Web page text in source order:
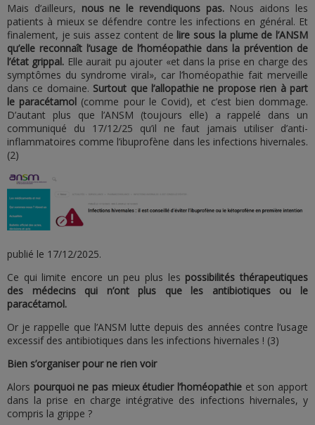
Mais d’ailleurs, nous ne le revendiquons pas.Nous aidons les
patients à mieux se défendre contre les infections en général. Et
finalement, je suis assez content de lire sous la plume de l’ANSM
qu’elle reconnaît l’usage de l’homéopathie dans la prévention de
l’état grippal. Elle aurait pu ajouter «et dans la prise en charge des
symptômes du syndrome viral», car l’homéopathie fait merveille
dans ce domaine. Surtout que l’allopathie ne propose rien à part
le paracétamol (comme pour le Covid), et c’est bien dommage.
D’autant plus que l’ANSM (toujours elle) a rappelé dans un
communiqué du 17/12/25 qu’il ne faut jamais utiliser d’anti-
inflammatoires comme l’ibuprofène dans les infections hivernales.
(2)
publié le 17/12/2025.
Ce qui limite encore un peu plus les possibilités thérapeutiques
des médecins qui n’ont plus que les antibiotiques ou le
paracétamol.
Or je rappelle que l’ANSM lutte depuis des années contre l’usage
excessif des antibiotiques dans les infections hivernales ! (3)
Bien s’organiser pour ne rien voir
Alors pourquoi ne pas mieux étudier l’homéopathie et son apport
dans la prise en charge intégrative des infections hivernales, y
compris la grippe ?